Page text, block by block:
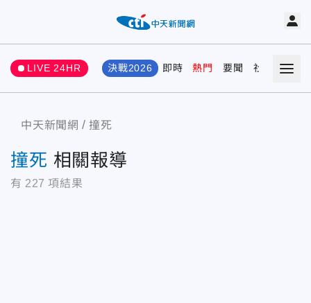
LIVE 24HR 決戰2026 即時 熱門 要聞 社會 娛樂
中天新聞網 撞死
撞死 相關報導
有 227 項結果